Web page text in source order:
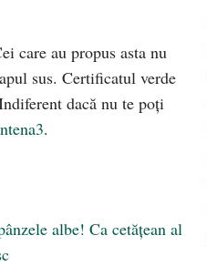
care au propus asta nu
sus. Certificatul verde
dacă nu te poţi
.
albe! Ca cetățean al